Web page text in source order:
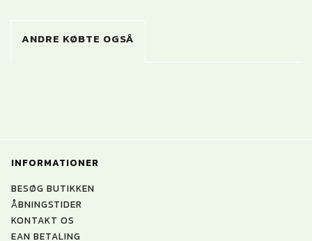
ANDRE KØBTE OGSÅ
INFORMATIONER
BESØG BUTIKKEN
ÅBNINGSTIDER
KONTAKT OS
EAN BETALING